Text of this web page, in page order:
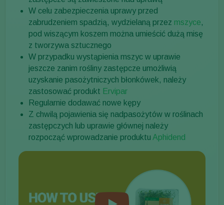
W celu zabezpieczenia uprawy przed
zabrudzeniem spadzią, wydzielaną przez mszyce,
pod wiszącym koszem można umieścić dużą misę
z tworzywa sztucznego
W przypadku wystąpienia mszyc w uprawie
jeszcze zanim rośliny zastępcze umożliwią
uzyskanie pasożytniczych błonkówek, należy
zastosować produkt Ervipar
Regularnie dodawać nowe kępy
Z chwilą pojawienia się nadpasożytów w roślinach
zastępczych lub uprawie głównej należy
rozpocząć wprowadzanie produktu Aphidend